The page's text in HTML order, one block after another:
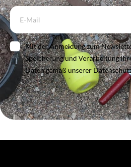
Mit der Anmeldung zum
Speicherung und Verarbeitung
Daten gemäß unserer